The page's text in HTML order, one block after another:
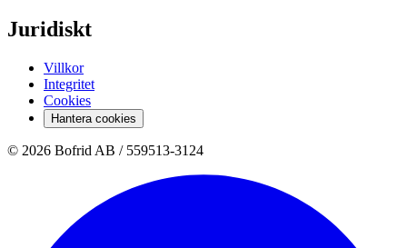
Juridiskt
Villkor
Integritet
Cookies
Hantera cookies
© 2026 Bofrid AB / 559513-3124